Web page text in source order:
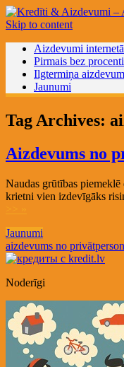
Skip to content
Aizdevumi internetā
Pirmais bez
Ilgtermiņa
Jaunumi
Tag Archives:
Aizdevums no
Naudas grūtības
krietni vien izdevīgāks
Jaunumi
aizdevums no
Noderīgi